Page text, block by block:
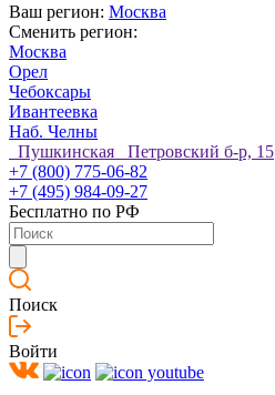
Ваш регион: Москва
Сменить регион:
Москва
Орел
Чебоксары
Ивантеевка
Наб. Челны
Пушкинская Петровский б-р, 15
+7 (800) 775-06-82
+7 (495) 984-09-27
Бесплатно по РФ
Поиск
Войти